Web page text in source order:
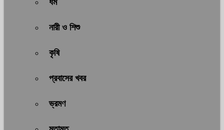
ধর্ম
নারী ও শিশু
কৃষি
প্রবাসের খবর
ভ্রমণ